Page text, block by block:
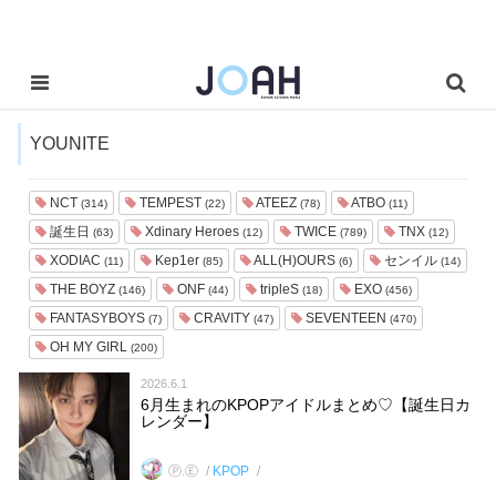
YOUNITE
NCT (314) TEMPEST (22) ATEEZ (78) ATBO (11)
誕生日 (63) Xdinary Heroes (12) TWICE (789) TNX (12)
XODIAC (11) Kep1er (85) ALL(H)OURS (6) センイル (14)
THE BOYZ (146) ONF (44) tripleS (18) EXO (456)
FANTASYBOYS (7) CRAVITY (47) SEVENTEEN (470)
OH MY GIRL (200)
2026.6.1
6月生まれのKPOPアイドルまとめ♡【誕生日カ
レンダー】
Ⓟ.Ⓔ KPOP